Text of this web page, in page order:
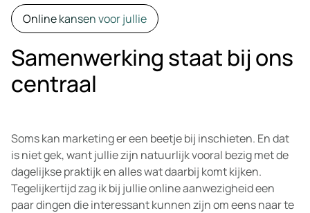
Online kansen voor jullie
Samenwerking staat bij ons
centraal
Soms kan marketing er een beetje bij inschieten. En dat
is niet gek, want jullie zijn natuurlijk vooral bezig met de
dagelijkse praktijk en alles wat daarbij komt kijken.
Tegelijkertijd zag ik bij jullie online aanwezigheid een
paar dingen die interessant kunnen zijn om eens naar te